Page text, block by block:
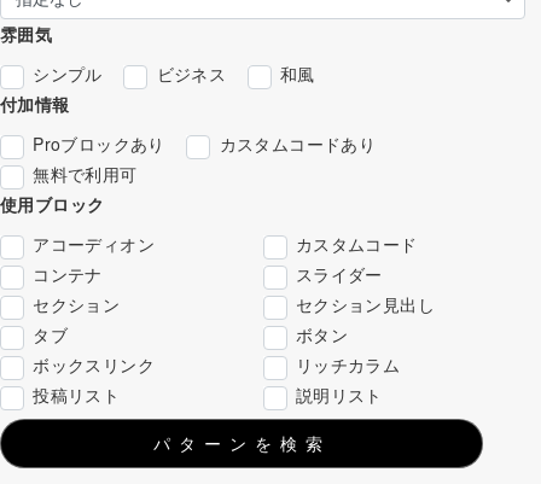
雰囲気
シンプル
ビジネス
和風
付加情報
Proブロックあり
カスタムコードあり
無料で利用可
使用ブロック
アコーディオン
カスタムコード
コンテナ
スライダー
セクション
セクション見出し
タブ
ボタン
ボックスリンク
リッチカラム
投稿リスト
説明リスト
パターンを検索